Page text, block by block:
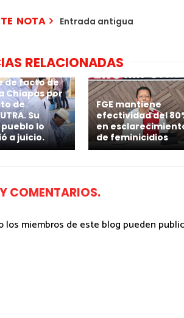
NOTA Entrada antigua
RELACIONADAS
4
de facto de
Chiapas por
de
Su
lo
a juicio.
FGE mantiene
efectividad del
en
de feminicidios
COMENTARIOS.
los miembros de este blog pueden